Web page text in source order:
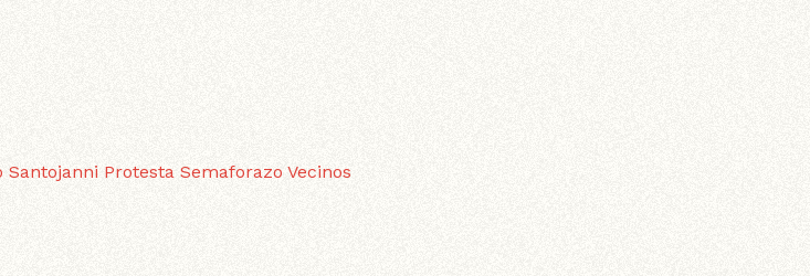
Santojanni Protesta Semaforazo Vecinos